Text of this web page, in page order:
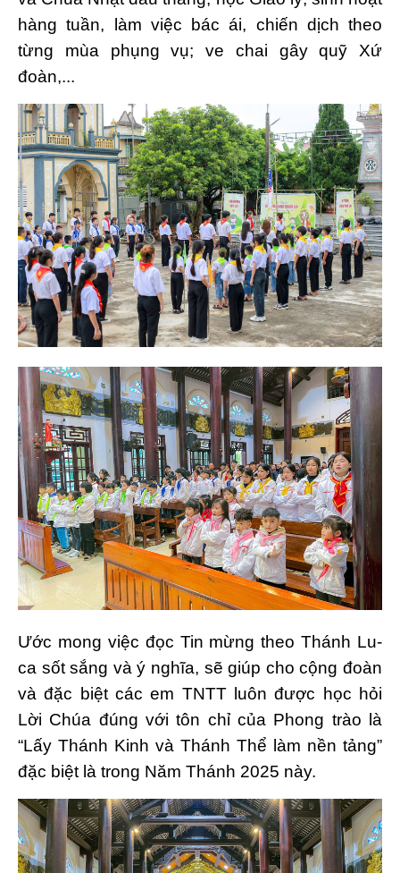
hàng tuần, làm việc bác ái, chiến dịch theo
từng mùa phụng vụ; ve chai gây quỹ Xứ
đoàn,...
Ước mong việc đọc Tin mừng theo Thánh Lu-
ca sốt sắng và ý nghĩa, sẽ giúp cho cộng đoàn
và đặc biệt các em TNTT luôn được học hỏi
Lời Chúa đúng với tôn chỉ của Phong trào là
“Lấy Thánh Kinh và Thánh Thể làm nền tảng”
đặc biệt là trong Năm Thánh 2025 này.